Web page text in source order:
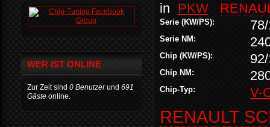
in PKW
Serie (KW/PS):
Serie NM:
Chip (KW/PS):
Chip NM:
Chip-Typ: V-
RENAULT
WER IST ONLINE
Zur Zeit sind 0 Benutzerund 691
Gäste online.